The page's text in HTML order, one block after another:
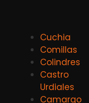
Cuchia
Comillas
Colindres
Castro
Urdiales
Camargo